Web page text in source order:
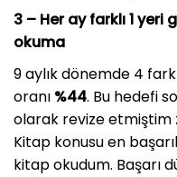
3 – Her ay farklı 1 yeri
okuma
9 aylık dönemde 4
oranı %44. Bu hedefi
olarak revize etmiştim
Kitap konusu en
kitap okudum. Başarı